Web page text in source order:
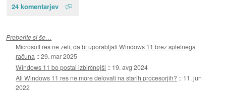
24 komentarjev
Preberite si še…
Microsoft res ne želi, da bi uporabljali Windows 11 brez spletnega
računa ::29. mar 2025
Windows 11 bo postal izbirčnejši :: 19. avg 2024
Ali Windows 11 res ne more delovati na starih procesorjih? :: 11. jun
2022